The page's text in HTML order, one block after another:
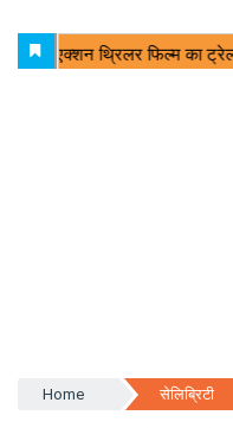
Home सेलिब्रिटी